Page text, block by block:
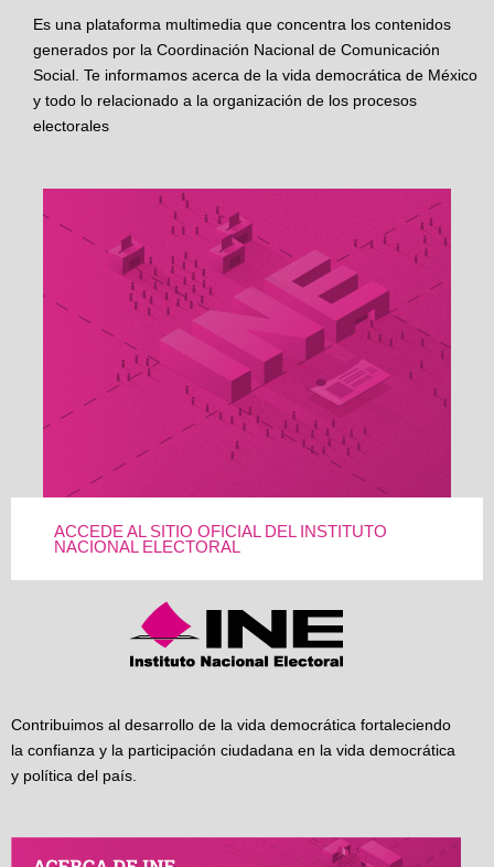
Es una plataforma multimedia que concentra los contenidos
generados por la Coordinación Nacional de Comunicación
Social. Te informamos acerca de la vida democrática de México
y todo lo relacionado a la organización de los procesos
electorales
ACCEDE AL SITIO OFICIAL DEL INSTITUTO
NACIONAL ELECTORAL
Contribuimos al desarrollo de la vida democrática fortaleciendo
la confianza y la participación ciudadana en la vida democrática
y política del país.